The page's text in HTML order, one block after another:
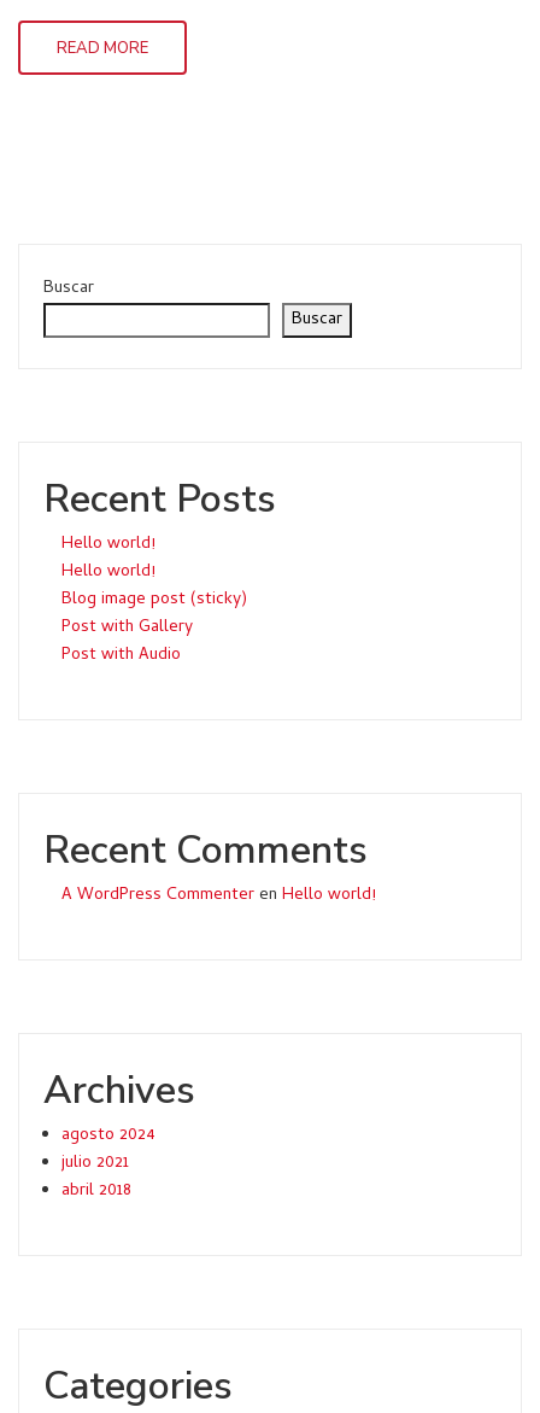
READ MORE
Buscar
Buscar
Recent Posts
Hello world!
Hello world!
Blog image post (sticky)
Post with Gallery
Post with Audio
Recent Comments
A WordPress Commenteren Hello world!
Archives
agosto 2024
julio 2021
abril 2018
Categories